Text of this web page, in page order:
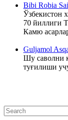
Bibi Robia
Ўзбекистон
70 йиллиги
Камю
Guljamol
Шу саволни
туғилиши